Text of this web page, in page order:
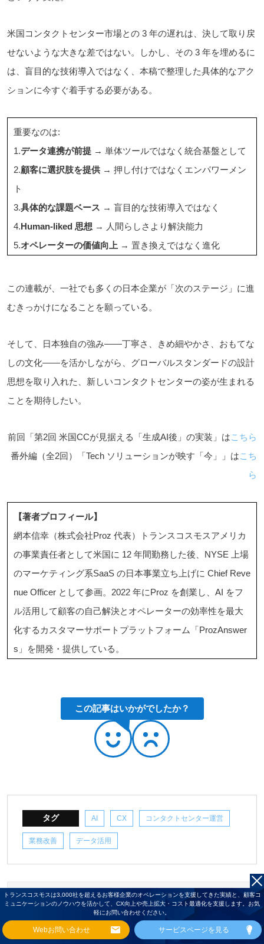
米国コンタクトセンター市場との 3 年の遅れは、決して取り戻
せないような大きな差ではない。しかし、その 3 年を埋めるに
は、盲目的な技術導入ではなく、本稿で整理した具体的なアク
ションに今すぐ着手する必要がある。
重要なのは:
1.データ連携が前提 → 単体ツールではなく統合基盤として
2.顧客に選択肢を提供 → 押し付けではなくエンパワーメン
ト
3.具体的な課題ベース → 盲目的な技術導入ではなく
4.Human-liked 思想 → 人間らしさより解決能力
5.オペレーターの価値向上 → 置き換えではなく進化
この連載が、一社でも多くの日本企業が「次のステージ」に進
むきっかけになることを願っている。
そして、日本独自の強み――丁寧さ、きめ細やかさ、おもてな
しの文化――を活かしながら、グローバルスタンダードの設計
思想を取り入れた、新しいコンタクトセンターの姿が生まれる
ことを期待したい。
前回「第2回 米国CCが見据える「生成AI後」の実装」はこちら
番外編（全2回）「Tech ソリューションが映す「今」」はこち
ら
【著者プロフィール】
網本信幸（株式会社Proz 代表）トランスコスモスアメリカ
の事業責任者として米国に 12 年間勤務した後、NYSE 上場
のマーケティング系SaaS の日本事業立ち上げに Chief Reve
nue Officer として参画。2022 年にProz を創業し、AI をフ
ル活用して顧客の自己解決とオペレーターの効率性を最大
化するカスタマーサポートプラットフォーム「ProzAnswer
s」を開発・提供している。
この記事はいかがでしたか？
タグ AI CX コンタクトセンター運営
業務改善 データ活用
トランスコスモスは3,000社を超えるお客様企業のオペレーションを支援してきた実績と、顧客コ
ミュニケーションのノウハウを活かして、CX向上や売上拡大・コスト最適化を支援します。お気
軽にお問い合わせください。
Webお問い合わせ サービスページを見る